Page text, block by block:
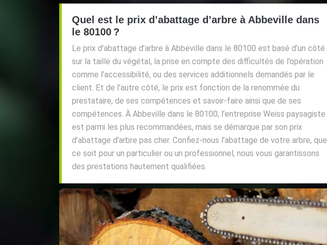
Quel est le prix d’abattage d’arbre à Abbeville dans
le 80100 ?
Le prix d’abattage d’arbre à Abbeville dans le 80100 est basé d’un côté
sur la taille du végétal, la prise en compte des difficultés de l’opération
comme l’accessibilité, ou des services additionnels demandés par le
client. Et de l’autre côté, le prix est fonction de la renommée du
prestataire, de ses compétences et savoir-faire ainsi que de ses
compétences. À Abbeville dans le 80100, l’entreprise Weiss paysagiste
est parmi les plus recommandées, mais se démarque par son prix
d’abattage d’arbre pas cher. Confiez-nous l’abattage de votre arbre, que
ce soit pour un particulier ou un professionnel, nous vous garantissons
des prestations hautement qualifiées.